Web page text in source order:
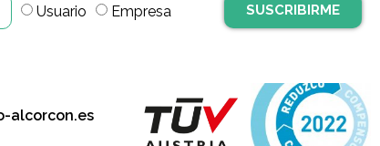
Usuario
Empresa
SUSCRIBIRME
alcorcon.es